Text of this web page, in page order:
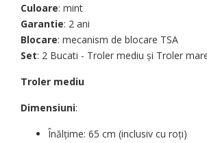
Culoare: mint
Garantie: 2 ani
Blocare: mecanism de blocare TSA
Set: 2 Bucati - Troler mediu şi Troler
Troler mediu
Dimensiuni:
Înălțime: 65 cm (inclusiv cu roți)